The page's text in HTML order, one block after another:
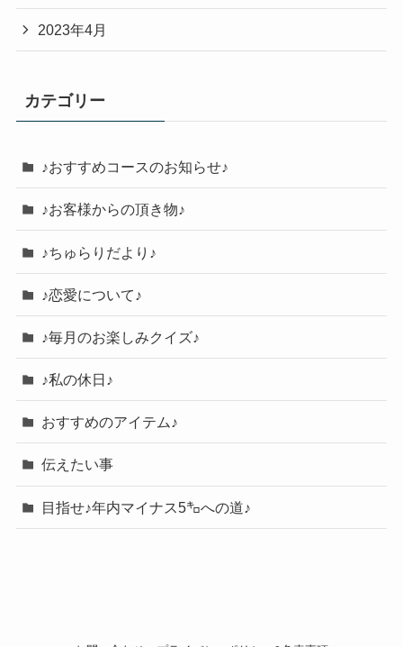
2023年4月
カテゴリー
♪おすすめコースのお知らせ♪
♪お客様からの頂き物♪
♪ちゅらりだより♪
♪恋愛について♪
♪毎月のお楽しみクイズ♪
♪私の休日♪
おすすめのアイテム♪
伝えたい事
目指せ♪年内マイナス5㌔への道♪